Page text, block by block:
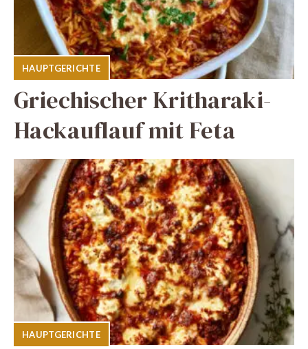
HAUPTGERICHTE
Griechischer Kritharaki-
Hackauflauf mit Feta
HAUPTGERICHTE